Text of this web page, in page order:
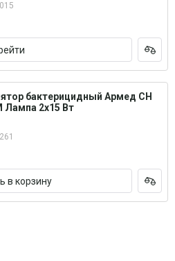
бактерицидный Армед СН
Лампа 2х15 Вт
в корзину